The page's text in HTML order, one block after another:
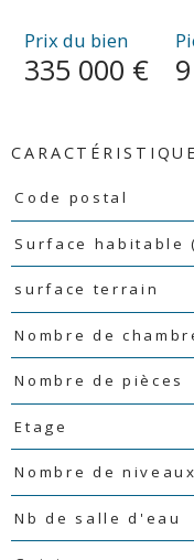
Prix du bien
335 000 € 9
Caractéristiques Valeurs
Code postal
Surface habitable
surface terrain
Nombre de
Nombre de pièces
Etage
Nombre de niveaux
Nb de salle d'eau